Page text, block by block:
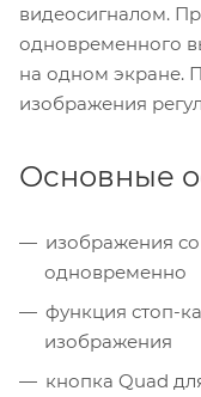
видеосигналом.
одновременного
на одном экране.
изображения
Основные
изображения со
одновременно
функция стоп-
изображения
кнопка Quad